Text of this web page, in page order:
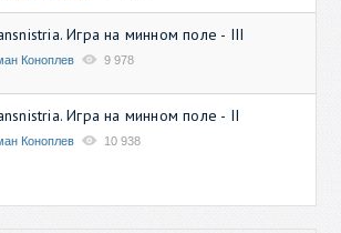
Игра на минном поле - III
Коноплев 9 978
Игра на минном поле - II
Коноплев 10 938